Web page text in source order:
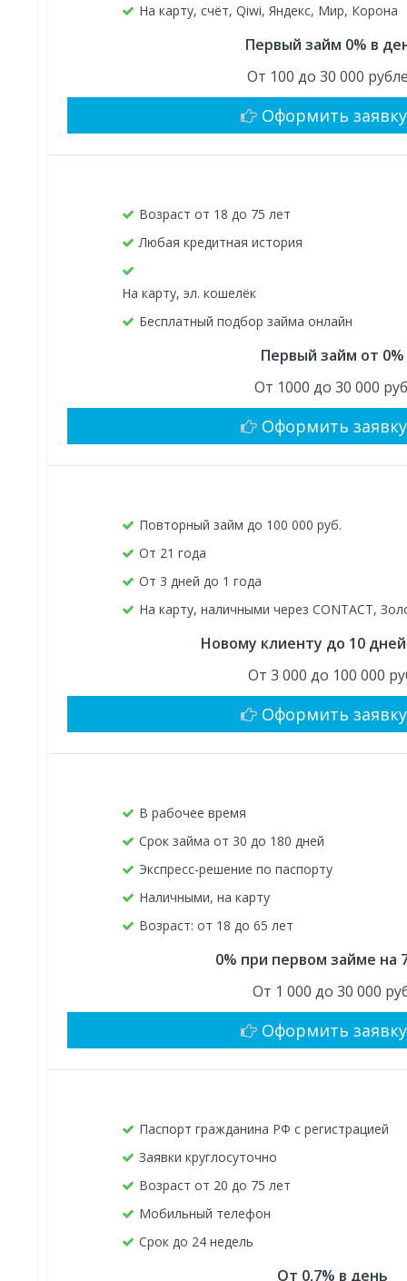
На карту, счёт, Qiwi, Яндекс, Мир, Корона
Первый займ 0% в
От 100 до 30 000
Оформить заявку
Возраст от 18 до 75 лет
Любая кредитная история
На карту, эл. кошелёк
Бесплатный подбор займа онлайн
Первый займ от 0%
От 1000 до 30 000
Оформить заявку
Повторный займ до 100 000 руб.
От 21 года
От 3 дней до 1 года
На карту, наличными через CONTACT,
Новому клиенту до 10
От 3 000 до 100 000
Оформить заявку
В рабочее время
Срок займа от 30 до 180 дней
Экспресс-решение по паспорту
Наличными, на карту
Возраст: от 18 до 65 лет
0% при первом займе на
От 1 000 до 30 000
Оформить заявку
Паспорт гражданина РФ с регистрацией
Заявки круглосуточно
Возраст от 20 до 75 лет
Мобильный телефон
Срок до 24 недель
От 0,7% в день